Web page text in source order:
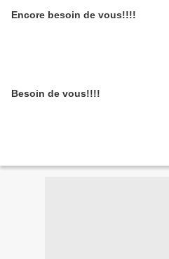
Encore besoin de vous!!!!
Besoin de vous!!!!